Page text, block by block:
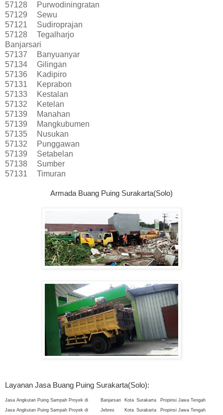
57128
Purwodiningratan
57129
Sewu
57121
Sudiroprajan
57128
Tegalharjo
Banjarsari
57137
Banyuanyar
57134
Gilingan
57136
Kadipiro
57131
Keprabon
57133
Kestalan
57132
Ketelan
57139
Manahan
57139
Mangkubumen
57135
Nusukan
57132
Punggawan
57139
Setabelan
57138
Sumber
57131
Timuran
Armada Buang Puing Surakarta(Solo)
Layanan Jasa Buang Puing Surakarta(Solo):
Jasa Angkutan Puing Sampah Proyek di Banjarsari Kota Surakarta
Propinsi Jawa Tengah
Jasa Angkutan Puing Sampah Proyek di
Jebres Kota Surakarta Propinsi Jawa Tengah